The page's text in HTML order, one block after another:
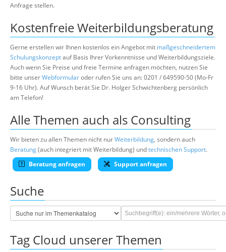
Anfrage stellen.
Kostenfreie Weiterbildungsberatung
Gerne erstellen wir Ihnen kostenlos ein Angebot mit maßgeschneidertem
Schulungskonzeptauf Basis Ihrer Vorkenntnisse und Weiterbildungsziele.
Auch wenn Sie Preise und freie Termine anfragen möchten, nutzen Sie
bitte unserWebformularoder rufen Sie uns an: 0201 / 649590-50 (Mo-Fr
9-16 Uhr). Auf Wunsch berät Sie Dr. Holger Schwichtenberg persönlich
am Telefon!
Alle Themen auch als Consulting
Wir bieten zu allen Themen nicht nurWeiterbildung, sondern auch
Beratung(auch integriert mit Weiterbildung) undtechnischen Support.
Beratung anfragen
Support anfragen
Suche
Tag Cloud unserer Themen